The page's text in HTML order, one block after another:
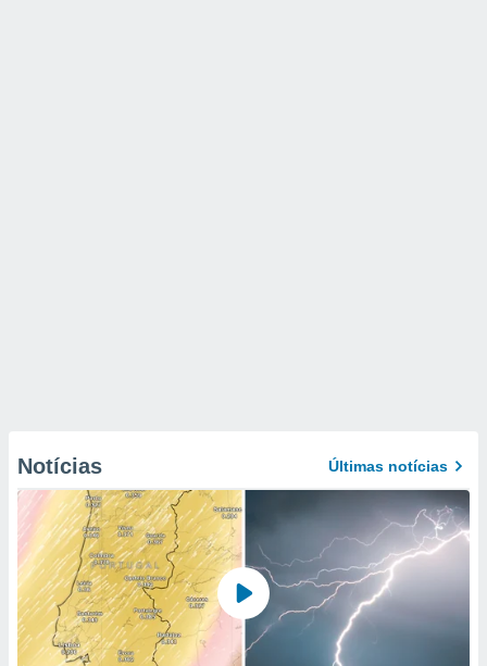
Notícias Últimas notícias